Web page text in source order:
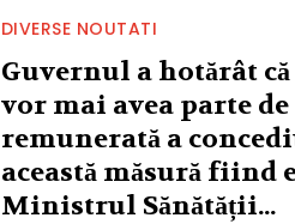
DIVERSE NOUTATI
Guvernul a hotărât
vor mai avea parte
remunerată a
această măsură fiind
Ministrul Sănătății...